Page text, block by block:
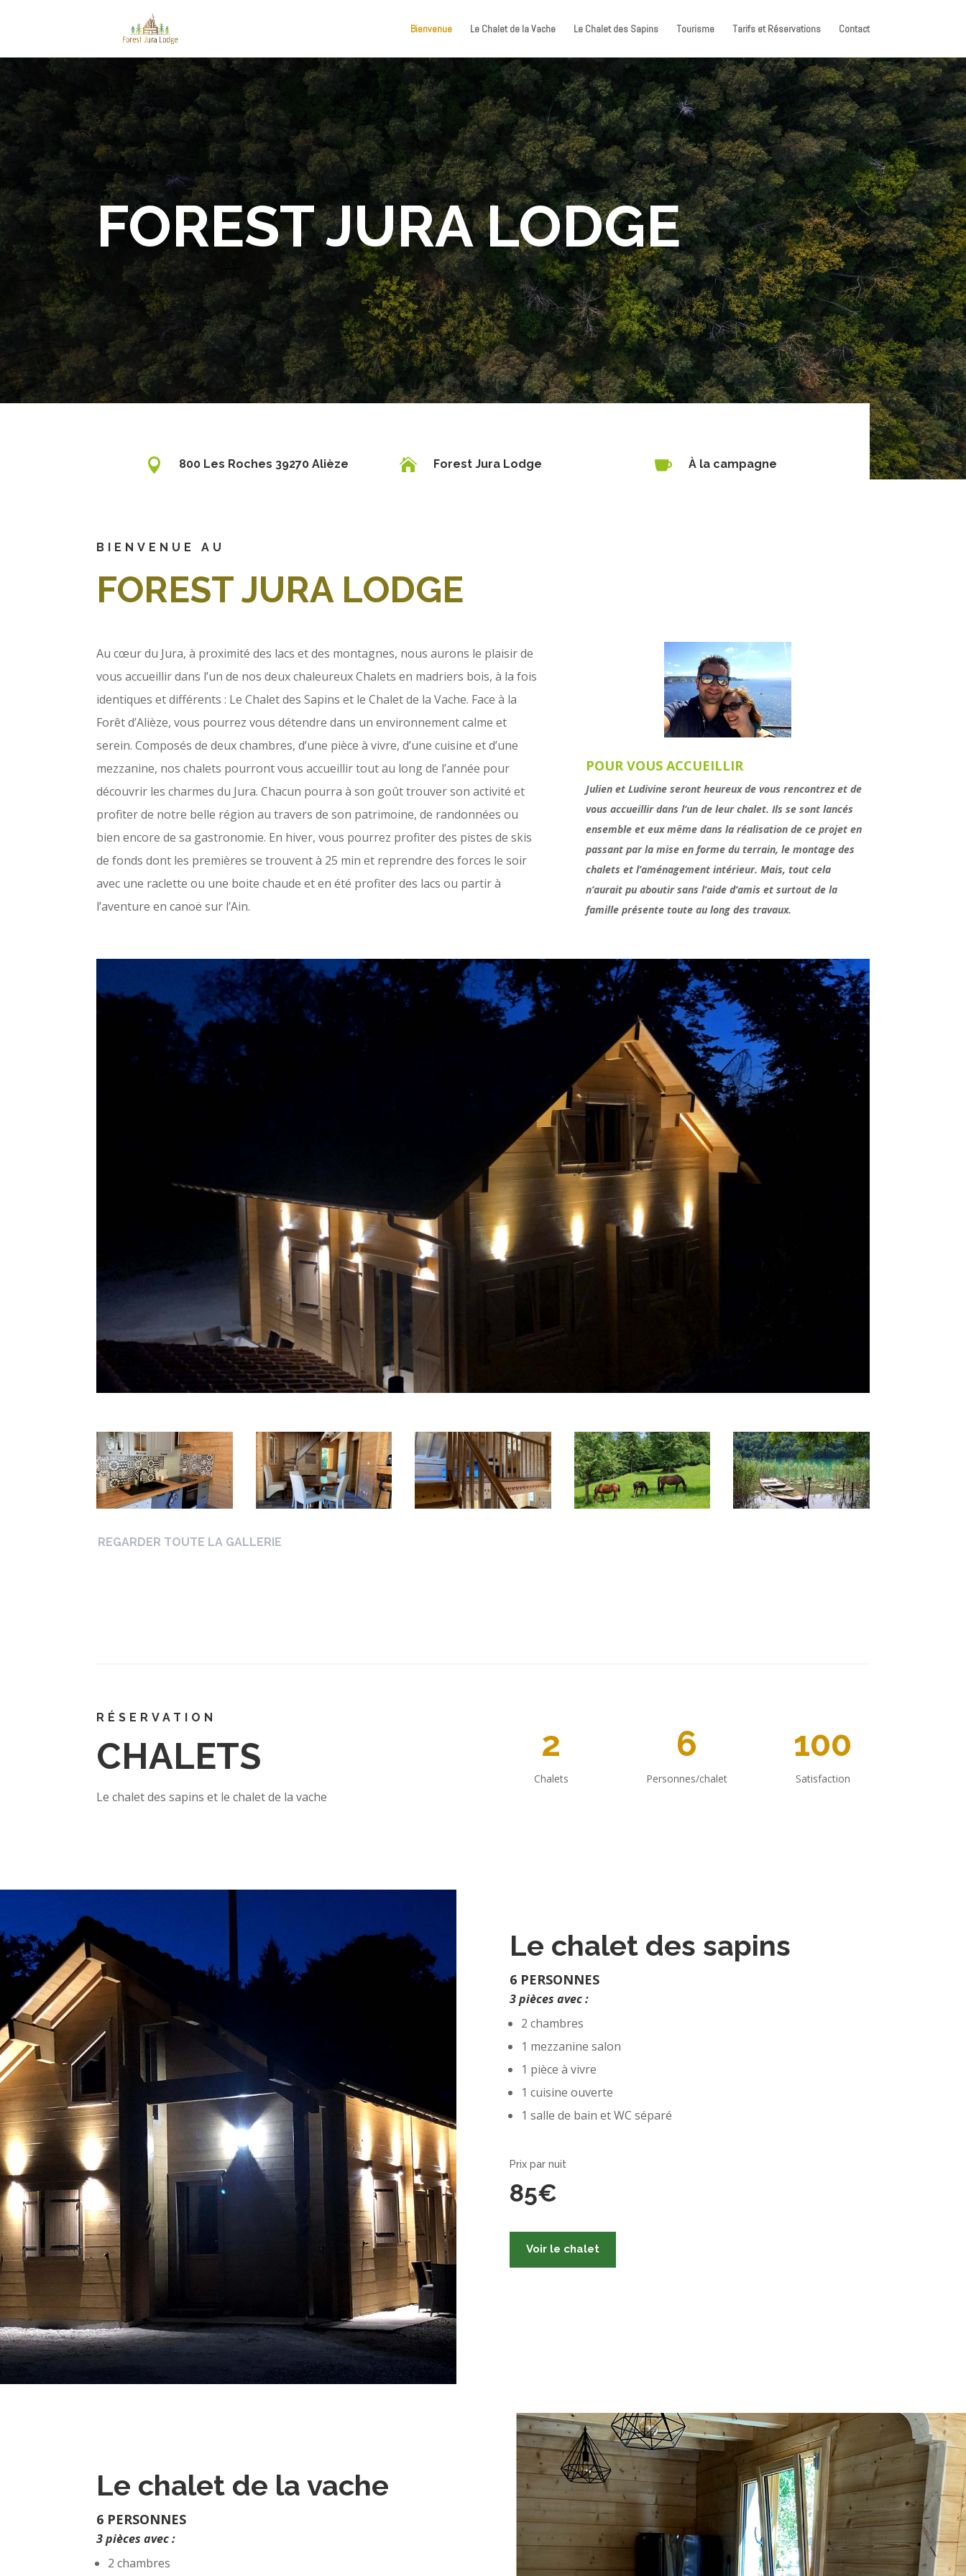
Bienvenue Le Chalet de la Vache Le Chalet des Sapins Tourisme Tarifs et Réservations Contact
FOREST JURA LODGE
 800 Les Roches 39270 Alièze  Forest Jura Lodge  À la campagne
BIENVENUE AU
FOREST JURA LODGE
Au cœur du Jura, à proximité des lacs et des montagnes, nous aurons le plaisir de
vous accueillir dans l’un de nos deux chaleureux Chalets en madriers bois, à la fois
identiques et différents : Le Chalet des Sapins et le Chalet de la Vache. Face à la
Forêt d’Alièze, vous pourrez vous détendre dans un environnement calme et
serein. Composés de deux chambres, d’une pièce à vivre, d’une cuisine et d’une
mezzanine, nos chalets pourront vous accueillir tout au long de l’année pour
découvrir les charmes du Jura. Chacun pourra à son goût trouver son activité et
profiter de notre belle région au travers de son patrimoine, de randonnées ou
bien encore de sa gastronomie. En hiver, vous pourrez profiter des pistes de skis
de fonds dont les premières se trouvent à 25 min et reprendre des forces le soir
avec une raclette ou une boite chaude et en été profiter des lacs ou partir à
l’aventure en canoë sur l’Ain.
POUR VOUS ACCUEILLIR
Julien et Ludivine seront heureux de vous rencontrez et de
vous accueillir dans l’un de leur chalet. Ils se sont lancés
ensemble et eux même dans la réalisation de ce projet en
passant par la mise en forme du terrain, le montage des
chalets et l’aménagement intérieur. Mais, tout cela
n’aurait pu aboutir sans l’aide d’amis et surtout de la
famille présente toute au long des travaux.
REGARDER TOUTE LA GALLERIE
RÉSERVATION
CHALETS
Le chalet des sapins et le chalet de la vache
2
Chalets
6
Personnes/chalet
100
Satisfaction
Le chalet des sapins
6 PERSONNES
3 pièces avec :
2 chambres
1 mezzanine salon
1 pièce à vivre
1 cuisine ouverte
1 salle de bain et WC séparé
Prix par nuit
85€
Voir le chalet
Le chalet de la vache
6 PERSONNES
3 pièces avec :
2 chambres